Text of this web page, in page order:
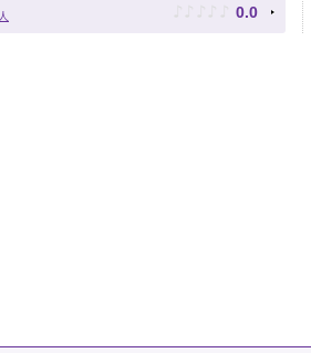
人 ♪ ♪ ♪ ♪ ♪ 0.0